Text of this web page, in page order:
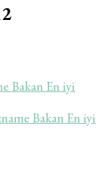
Bakan En iyi
Bakan En iyi